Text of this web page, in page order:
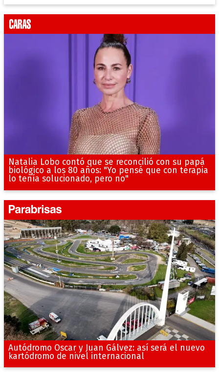
Natalia Lobo contó que se reconcilió con su papá
biológico a los 80 años: "Yo pensé que con terapia
lo tenía solucionado, pero no"
Autódromo Oscar y Juan Gálvez: así será el nuevo
kartódromo de nivel internacional